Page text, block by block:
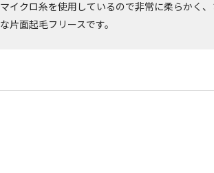
マイクロ糸を使用しているので非常に柔らかく
な片面起毛フリースです。